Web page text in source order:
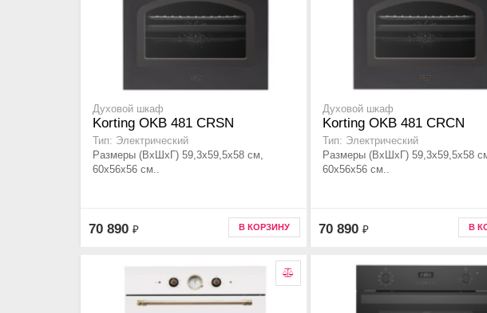
Духовой шкаф
Korting OKB 481 CRSN
Тип: Электрический
Размеры (ВхШхГ) 59,3х59,5х58 см,
60х56х56 см..
70 890 ₽ В КОРЗИНУ
Духовой шкаф
Korting OKB 481 CRCN
Тип: Электрический
Размеры (ВхШхГ) 59,3х59,5х58
60х56х56 см..
70 890 ₽ В